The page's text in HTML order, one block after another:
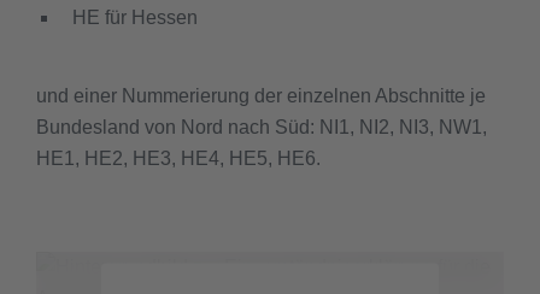
HE für Hessen
und einer Nummerierung der einzelnen Abschnitte je
Bundesland von Nord nach Süd: NI1, NI2, NI3, NW1,
HE1, HE2, HE3, HE4, HE5, HE6.